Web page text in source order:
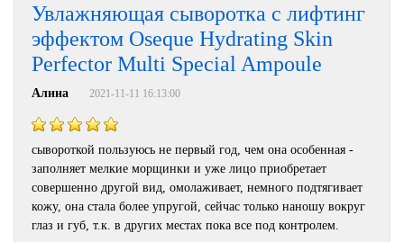
Увлажняющая сыворотка с лифтинг
эффектом Oseque Hydrating Skin
Perfector Multi Special Ampoule
Алина 2021-11-11 16:13:00
сывороткой пользуюсь не первый год, чем она особенная -
заполняет мелкие морщинки и уже лицо приобретает
совершенно другой вид, омолаживает, немного подтягивает
кожу, она стала более упругой, сейчас только наношу вокруг
глаз и губ, т.к. в других местах пока все под контролем.